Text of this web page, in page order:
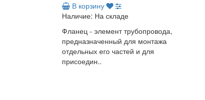
В корзину
Наличие: На складе
Фланец - элемент трубопровода,
предназначенный для монтажа
отдельных его частей и для
присоедин..